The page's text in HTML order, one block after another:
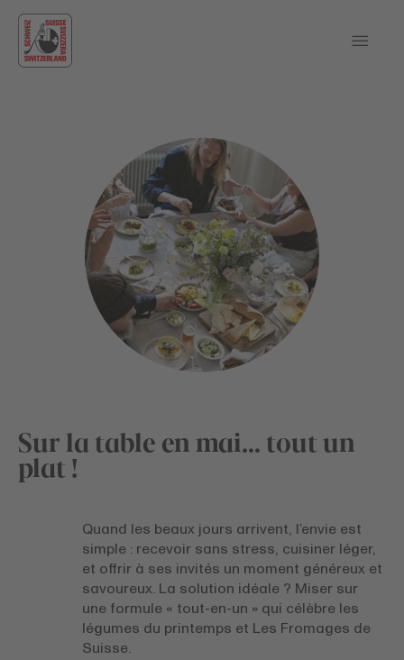
Sur la table en mai… tout un
plat !
Quand les beaux jours arrivent, l’envie est
simple : recevoir sans stress, cuisiner léger,
et offrir à ses invités un moment généreux et
savoureux. La solution idéale ? Miser sur
une formule « tout-en-un » qui célèbre les
légumes du printemps et Les Fromages de
Suisse.